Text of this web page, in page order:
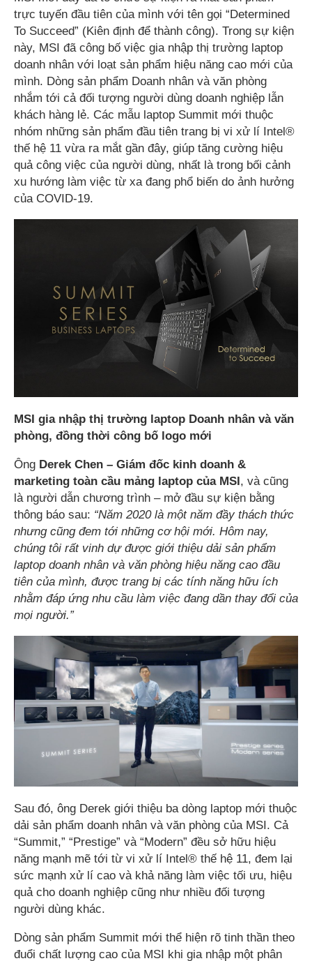
trực tuyến đầu tiên của mình với tên gọi “Determined
To Succeed” (Kiên định để thành công). Trong sự kiện
này, MSI đã công bố việc gia nhập thị trường laptop
doanh nhân với loạt sản phẩm hiệu năng cao mới của
mình. Dòng sản phẩm Doanh nhân và văn phòng
nhắm tới cả đối tượng người dùng doanh nghiệp lẫn
khách hàng lẻ. Các mẫu laptop Summit mới thuộc
nhóm những sản phẩm đầu tiên trang bị vi xử lí Intel®
thế hệ 11 vừa ra mắt gần đây, giúp tăng cường hiệu
quả công việc của người dùng, nhất là trong bối cảnh
xu hướng làm việc từ xa đang phổ biến do ảnh hưởng
của COVID-19.
MSI gia nhập thị trường laptop Doanh nhân và văn
phòng, đồng thời công bố logo mới
Ông Derek Chen – Giám đốc kinh doanh &
marketing toàn cầu mảng laptop của MSI, và cũng
là người dẫn chương trình – mở đầu sự kiện bằng
thông báo sau: “Năm 2020 là một năm đầy thách thức
nhưng cũng đem tới những cơ hội mới. Hôm nay,
chúng tôi rất vinh dự được giới thiệu dải sản phẩm
laptop doanh nhân và văn phòng hiệu năng cao đầu
tiên của mình, được trang bị các tính năng hữu ích
nhằm đáp ứng nhu cầu làm việc đang dần thay đổi của
mọi người.”
Sau đó, ông Derek giới thiệu ba dòng laptop mới thuộc
dải sản phẩm doanh nhân và văn phòng của MSI. Cả
“Summit,” “Prestige” và “Modern” đều sở hữu hiệu
năng mạnh mẽ tới từ vi xử lí Intel® thế hệ 11, đem lại
sức mạnh xử lí cao và khả năng làm việc tối ưu, hiệu
quả cho doanh nghiệp cũng như nhiều đối tượng
người dùng khác.
Dòng sản phẩm Summit mới thể hiện rõ tinh thần theo
đuổi chất lượng cao của MSI khi gia nhập một phân